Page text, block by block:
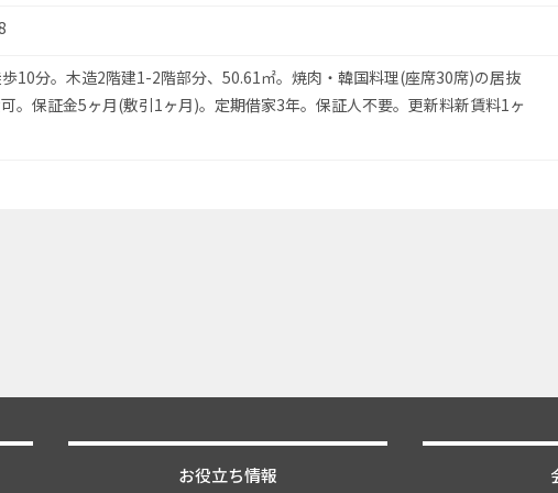
10分。木造2階建1-2階部分、50.61㎡。焼肉・韓国料理(座席30席)の居抜
。保証金5ヶ月(敷引1ヶ月)。定期借家3年。保証人不要。更新料新賃料1ヶ
お役立ち情報